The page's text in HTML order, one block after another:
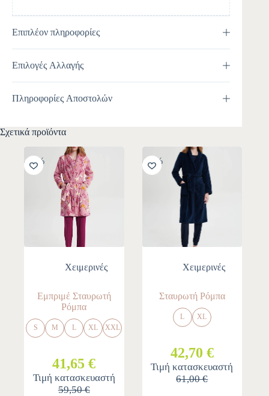
Επιπλέον πληροφορίες
Επιλογές Αλλαγής
Πληροφορίες Αποστολών
Σχετικά προϊόντα
-30%
Χειμερινές
Εμπριμέ Σταυρωτή
Ρόμπα
S M L XL XXL
41,65 €
Τιμή κατασκευαστή
59,50 €
-30%
Χειμερινές
Σταυρωτή Ρόμπα
L XL
42,70 €
Τιμή κατασκευαστή
61,00 €